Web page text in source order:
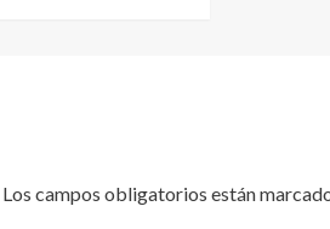
Los campos obligatorios están